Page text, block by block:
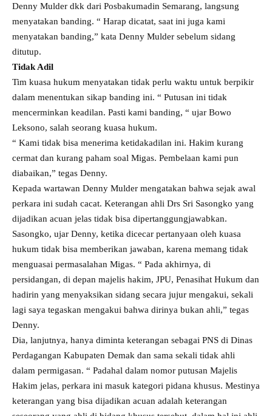
Denny Mulder dkk dari Posbakumadin Semarang, langsung
menyatakan banding. “ Harap dicatat, saat ini juga kami
menyatakan banding,” kata Denny Mulder sebelum sidang
ditutup.
Tidak Adil
Tim kuasa hukum menyatakan tidak perlu waktu untuk berpikir
dalam menentukan sikap banding ini. “ Putusan ini tidak
mencerminkan keadilan. Pasti kami banding, “ ujar Bowo
Leksono, salah seorang kuasa hukum.
“ Kami tidak bisa menerima ketidakadilan ini. Hakim kurang
cermat dan kurang paham soal Migas. Pembelaan kami pun
diabaikan,” tegas Denny.
Kepada wartawan Denny Mulder mengatakan bahwa sejak awal
perkara ini sudah cacat. Keterangan ahli Drs Sri Sasongko yang
dijadikan acuan jelas tidak bisa dipertanggungjawabkan.
Sasongko, ujar Denny, ketika dicecar pertanyaan oleh kuasa
hukum tidak bisa memberikan jawaban, karena memang tidak
menguasai permasalahan Migas. “ Pada akhirnya, di
persidangan, di depan majelis hakim, JPU, Penasihat Hukum dan
hadirin yang menyaksikan sidang secara jujur mengakui, sekali
lagi saya tegaskan mengakui bahwa dirinya bukan ahli,” tegas
Denny.
Dia, lanjutnya, hanya diminta keterangan sebagai PNS di Dinas
Perdagangan Kabupaten Demak dan sama sekali tidak ahli
dalam permigasan. “ Padahal dalam nomor putusan Majelis
Hakim jelas, perkara ini masuk kategori pidana khusus. Mestinya
keterangan yang bisa dijadikan acuan adalah keterangan